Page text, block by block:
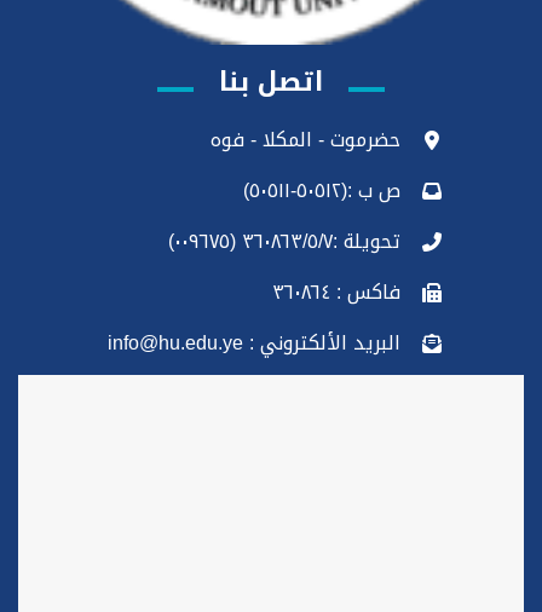
اتصل بنا
حضرموت - المكلا - فوه
ص ب :(٥٠٥١٢-٥٠٥١١)
تحويلة :٣٦٠٨٦٣/٥/٧ (٠٠٩٦٧٥)
فاكس : ٣٦٠٨٦٤
البريد الألكتروني : info@hu.edu.ye